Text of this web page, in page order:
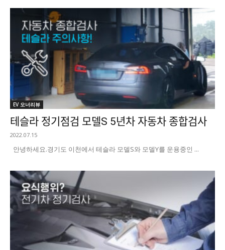
EV 오너리뷰
테슬라 정기점검 모델S 5년차 자동차 종합검사
2022.07.15
안녕하세요. ​경기도 이천에서 테슬라 모델S와 모델Y를 운용중인 ...